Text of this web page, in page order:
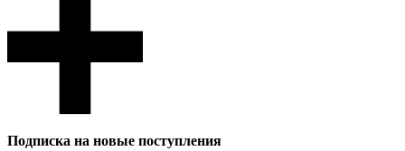
Подписка на новые поступления